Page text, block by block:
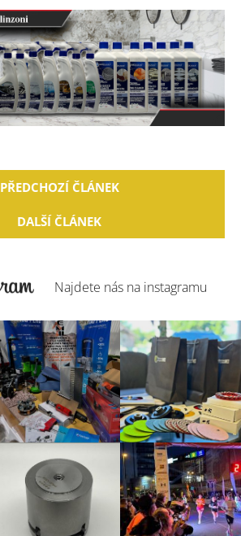
PŘEDCHOZÍ ČLÁNEK
DALŠÍ ČLÁNEK
Najdete nás na instagramu